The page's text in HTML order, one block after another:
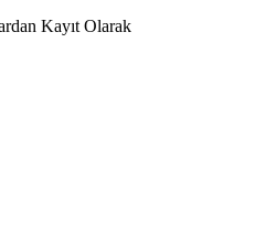
Kayıt Olarak